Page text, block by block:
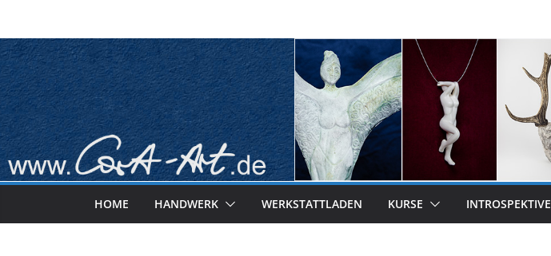
springen
HOME HANDWERK WERKSTATTLADEN KURSE INTROSPEKTIVE